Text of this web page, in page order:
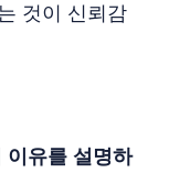
것이 신뢰감
이유를 설명하